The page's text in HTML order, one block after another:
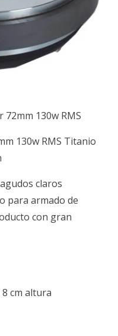
130w RMS
130w RMS Titanio
claros
para armado de
con gran
8 cm altura